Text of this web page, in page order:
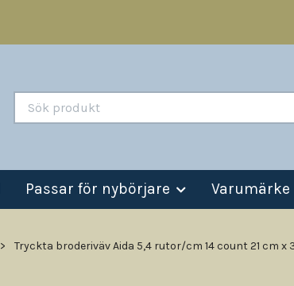
Passar för nybörjare Varumärke
Tryckta broderiväv Aida 5,4 rutor/cm 14 count 21 cm x